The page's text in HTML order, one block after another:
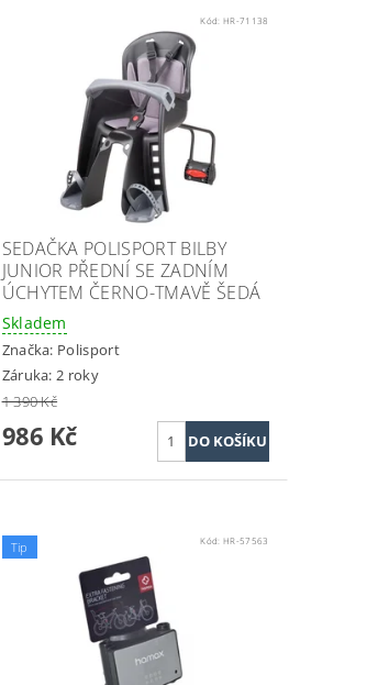
Kód:HR-71138
SEDAČKA POLISPORT BILBY
JUNIOR PŘEDNÍ SE ZADNÍM
ÚCHYTEM ČERNO-TMAVĚ ŠEDÁ
Skladem
Značka: Polisport
Záruka: 2 roky
1 390 Kč
986 Kč
Tip Kód:HR-57563